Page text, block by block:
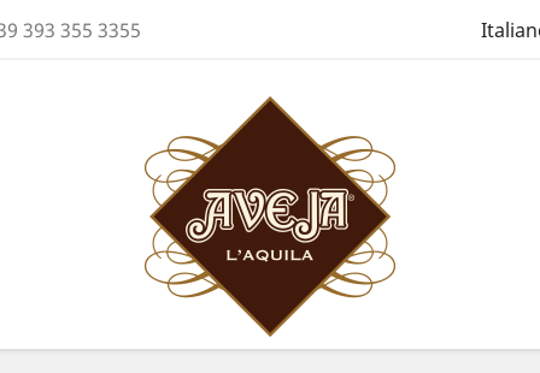
393 355 3355